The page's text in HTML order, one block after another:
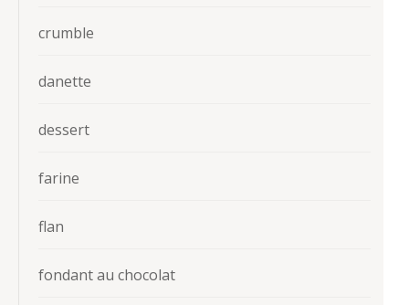
crumble
danette
dessert
farine
flan
fondant au chocolat